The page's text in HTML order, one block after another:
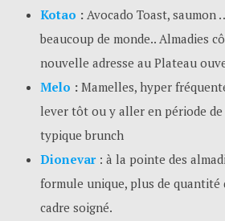
Kotao : Avocado Toast, saumon
beaucoup de monde.. Almadies
nouvelle adresse au Plateau
Melo : Mamelles, hyper
lever tôt ou y aller en période de
typique brunch
Dionevar: à la pointe des
formule unique, plus de quantité
cadre soigné.